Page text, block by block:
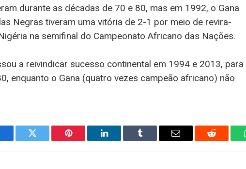
durante as décadas de 70 e 80, mas em 1992, o Gana
Negras tiveram uma vitória de 2-1 por meio de revira-
na semifinal do Campeonato Africano das Nações.
a reivindicar sucesso continental em 1994 e 2013, para
enquanto o Gana (quatro vezes campeão africano) não
Twitter Pinterest LinkedIn Tumblr Email Reddit